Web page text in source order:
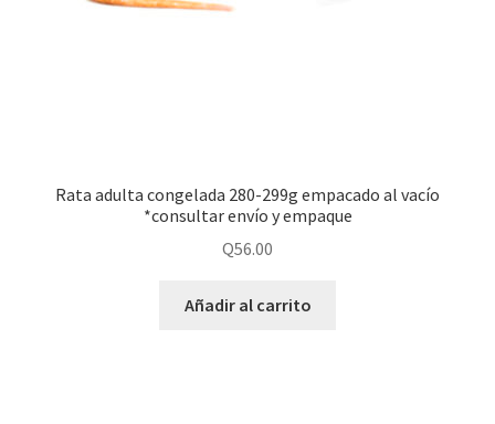
Rata adulta congelada 280-299g empacado al vacío
*consultar envío y empaque
Q56.00
Añadir al carrito